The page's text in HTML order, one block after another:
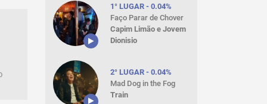
1° LUGAR - 0.04%
Faço Parar de Chover
Capim Limão e Jovem
Dionisio
2° LUGAR - 0.04%
Mad Dog in the Fog
Train